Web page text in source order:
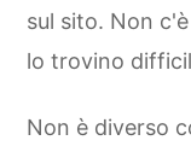
sul sito. Non
lo trovino
Non è diverso